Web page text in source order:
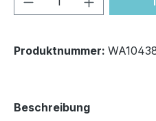
Produktnummer:
Beschreibung